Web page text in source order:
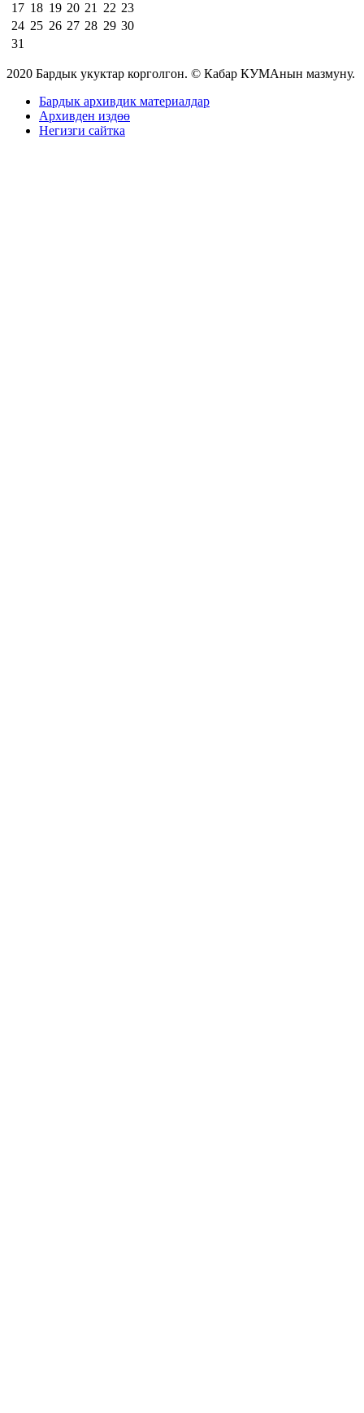
17 18 19 20 21 22 23
24 25 26 27 28 29 30
31
2020 Бардык укуктар корголгон. © Кабар КУМАнын мазмуну.
Бардык архивдик материалдар
Архивден издөө
Негизги сайтка